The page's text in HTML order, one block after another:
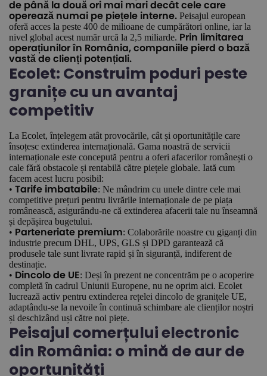
de până la două ori mai mari decât cele care
operează numai pe piețele interne. Peisajul european
oferă acces la peste 400 de milioane de cumpărători online, iar la
nivel global acest număr urcă la 2,5 miliarde. Prin limitarea
operațiunilor în România, companiile pierd o bază
vastă de clienți potențiali.
Ecolet: Construim poduri peste
granițe cu un avantaj
competitiv
La Ecolet, înțelegem atât provocările, cât și oportunitățile care
însoțesc extinderea internațională. Gama noastră de servicii
internaționale este concepută pentru a oferi afacerilor românești o
cale fără obstacole și rentabilă către piețele globale. Iată cum
facem acest lucru posibil:
• Tarife imbatabile: Ne mândrim cu unele dintre cele mai
competitive prețuri pentru livrările internaționale de pe piața
românească, asigurându-ne că extinderea afacerii tale nu înseamnă
și depășirea bugetului.
• Parteneriate premium: Colaborările noastre cu giganți din
industrie precum DHL, UPS, GLS și DPD garantează că
produsele tale sunt livrate rapid și în siguranță, indiferent de
destinație.
• Dincolo de UE: Deși în prezent ne concentrăm pe o acoperire
completă în cadrul Uniunii Europene, nu ne oprim aici. Ecolet
lucrează activ pentru extinderea rețelei dincolo de granițele UE,
adaptându-se la nevoile în continuă schimbare ale clienților noștri
și deschizând uși către noi piețe.
Peisajul comerțului electronic
din România: o mină de aur de
oportunități